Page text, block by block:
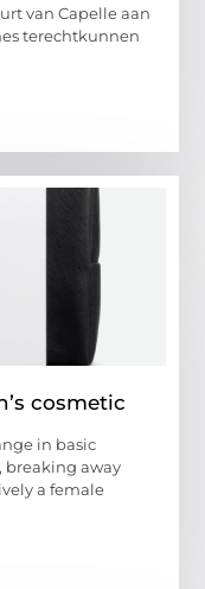
van Capelle aan
terechtkunnen
cosmetic
in basic
breaking away
a female